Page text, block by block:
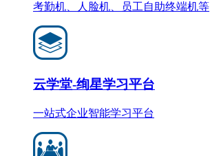
考勤机、人脸机、员工自助终端机等
云学堂-绚星学习平台
一站式企业智能学习平台